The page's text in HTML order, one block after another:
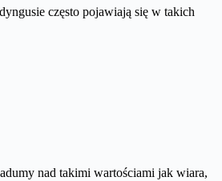
często pojawiają się w takich
nad takimi wartościami jak wiara,